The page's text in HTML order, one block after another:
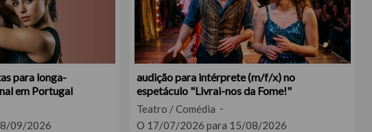
para longa-
em Portugal
09/2026
audição para intérprete (m/f/x) no
espetáculo "Livrai-nos da Fome!"
Teatro / Comédia
O 17/07/2026 para 15/08/2026